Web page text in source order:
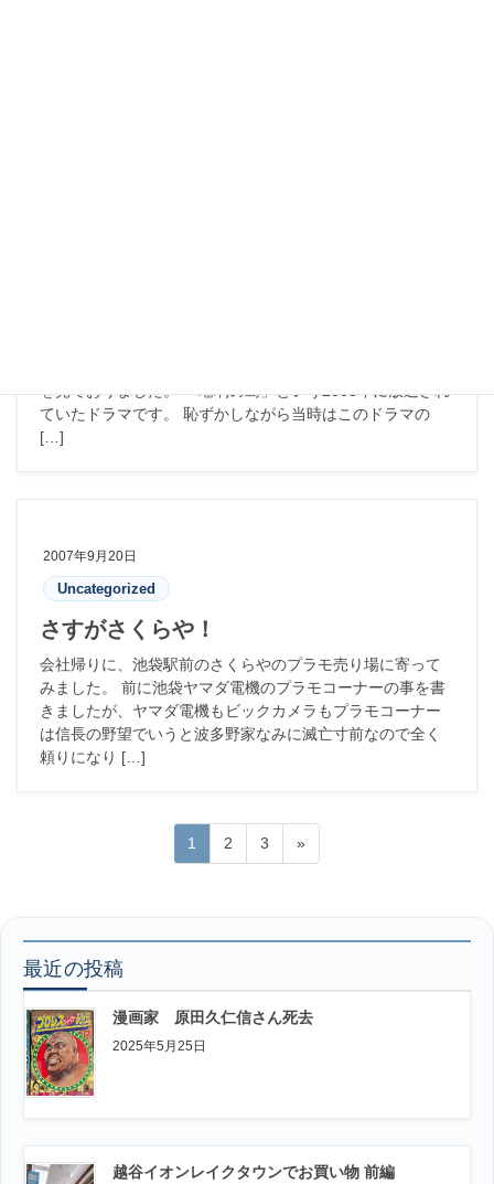
を見ておりました。 「瑠璃の島」という2005年に放送され
ていたドラマです。 恥ずかしながら当時はこのドラマの
[…]
2007年9月20日
Uncategorized
さすがさくらや！
会社帰りに、池袋駅前のさくらやのプラモ売り場に寄って
みました。 前に池袋ヤマダ電機のプラモコーナーの事を書
きましたが、ヤマダ電機もビックカメラもプラモコーナー
は信長の野望でいうと波多野家なみに滅亡寸前なので全く
頼りになり […]
ペ
ー
ジ
送
り
固
定
ー
ジ
1
固
定
ー
ジ
2
固
定
ー
ジ
3 »
最近の投稿
漫画家 原田久仁信さん死去
2025年5月25日
越谷イオンレイクタウンでお買い物 前編